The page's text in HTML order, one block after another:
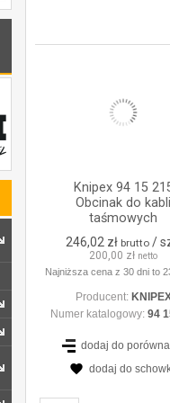
Knipex 94 15
Obcinak do kabli
taśmowych
246,02 zł brutto /
200,00 zł netto
Najniższa cena z 30 dni to
Producent:
Numer katalogowy: 94
dodaj do
dodaj do